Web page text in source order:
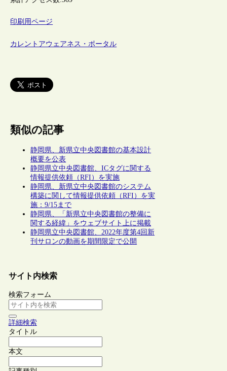
印刷用ページ
カレントアウェアネス・ポータル
類似の記事
静岡県、新県立中央図書館の基本設計
概要を公表
静岡県立中央図書館、ICタグに関する
情報提供依頼（RFI）を実施
静岡県、新県立中央図書館のシステム
構築に関して情報提供依頼（RFI）を実
施：9/15まで
静岡県、「新県立中央図書館の整備に
関する経緯」をウェブサイト上に掲載
静岡県立中央図書館、2022年度第4回新
刊サロンの動画を期間限定で公開
サイト内検索
検索フォーム
詳細検索
タイトル
本文